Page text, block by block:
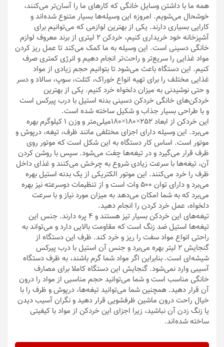
همه ما با داشتن وسایل خانگی که کارهای ما را آسان‌تر می‌کنند،
خوشحال می‌شویم. امروزه این وسیله‌ها بسیار متنوع شده‌اند و
کارایی بسیاری دارند. یکی از بهترین لوازمی که می‌توانیم برای
آشپزخانه خود خریداری کنیم، خردکن 2 لیتری از برند معروف لوازم
خانگی دسینی است. این وسیله به ما کمک می‌کند تا عمل ریز کردن
مواد غذایی را سریع‌تر و راحت‌تر انجام دهیم و انرژی کمتری صرف
کنیم. این دستگاه باعث می‌شود تا بتوانیم حجم زیادی از مواد
غذایی مختلف را برای تهیه انواع خوراک، کتلت، سوپ، سالاد و دسر
و حتی نوشیدنی به میزان دلخواه خرد کنیم. یکی از بهترین
خردکن‌های خانگی خردکن دسینی بدنه استیل با درب پیرکس است
و با طراحی بسیار جذاب و شکیل ساخته شده است.
این خردکن از ابعاد 252×180×180میلی‌متر و وزن 1 کیلوگرم بهره
می‌برد. این وسیله دارای اجزای مختلفی مانند ظرف، تیغه، درپوش و
موتور است. اساس کار دستگاه به این شکل است که موتور روی
ظرف قرار می‌گیرد و در تیغه‌ها چفت می‌شود. سپس با روشن کردن
آن، تیغه‌ها با سرعت زیادی شروع به چرخش می‌کنند و غذای داخل
ظرف را خرد می‌کنند. این موتور الکتریکی از یک بدنه استیل بهره
می‌برد و دارای توان 500 وات است و از تنظیمات دوسرعته نیز بهره
می‌برد که به شما امکان می‌دهد به میزان مورد نیاز و با سرعت
دلخواه، عمل خرد کردن را انجام دهید.
تیغه‌های این خردکن بسیار تیز هستند و 4 پره دارند. جنس این
تیغه‌ها استیل ضد زنگ است که مقاومت بالایی دارد و می‌تواند به
راحتی انواع مواد سفت را ریز و خرد کند. ظرف این دستگاه از
گنجایش 2 لیتر بهره می‌برد و جنس آن استیل با درب پیرکس
شیشه‌ای است. بنابراین اگر مواد شما گرم باشند، به ظرف دستگاه
آسیبی وارد نمی‌شود. گنجایش این دستگاه کاملا برای مصارف
خانگی مناسب است و شما می‌توانید حجم مناسبی از مواد را درون
آن قرار دهید. همچنین شما می‌توانید تیغه‌ها، درپوش و ظرف را با
خیال راحت درون ماشین ظرفشویی قرار دهید و نگران آسیب دیدن
یا زنگ زدن آن نباشید، زیرا اجزای این خردکن از مواد با کیفیتی
ساخته شده‌اند.